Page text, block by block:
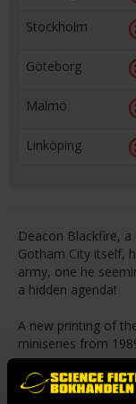
Stockholm
Göteborg
Malmö
Linköping
Deacon Blackfire,
Gotham City itself,
army, one he
a hidden agenda!
A new printing of
miniseries from
Collects Batman: